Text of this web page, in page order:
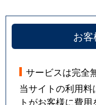
お
サービスは完全
当サイトの利用
トがお客様に費